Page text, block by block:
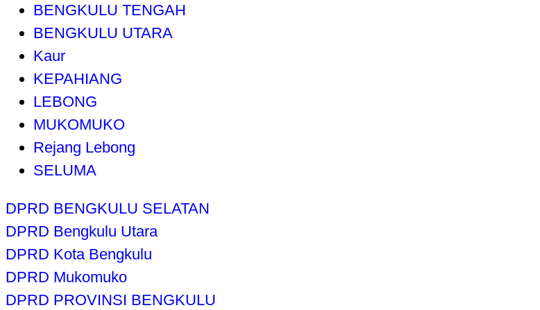
BENGKULU TENGAH
BENGKULU UTARA
Kaur
KEPAHIANG
LEBONG
MUKOMUKO
Rejang Lebong
SELUMA
DPRD BENGKULU SELATAN
DPRD Bengkulu Utara
DPRD Kota Bengkulu
DPRD Mukomuko
DPRD PROVINSI BENGKULU